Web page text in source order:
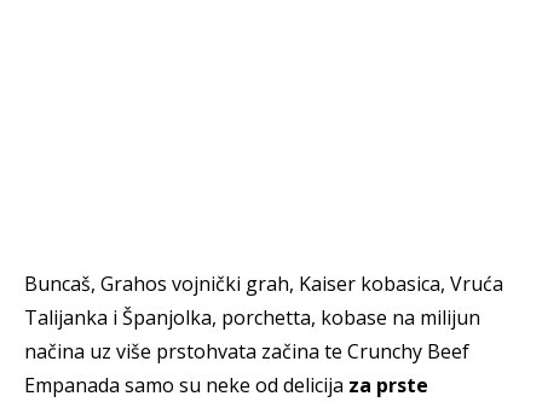
Buncaš, Grahos vojnički grah, Kaiser kobasica, Vruća
Talijanka i Španjolka, porchetta, kobase na milijun
načina uz više prstohvata začina te Crunchy Beef
Empanada samo su neke od delicija za prste